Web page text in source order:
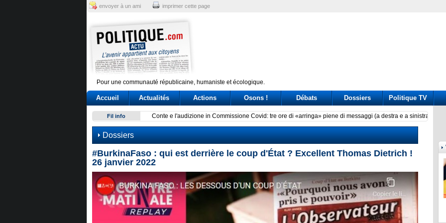
envoyer à un ami imprimer cette page
Pour une communauté républicaine, humaniste et écologique.
Accueil Actualités Actions Osons ! Débats Dossiers Politique TV
Fil info Conte e l'audizione in Commissione Covid: tre ore di «arringa» piene di messaggi (a destra e a sinistra)
Dossiers
#BurkinaFaso : qui est derrière le coup d'État ? Excellent Thomas Dietrich !
26 janvier 2022